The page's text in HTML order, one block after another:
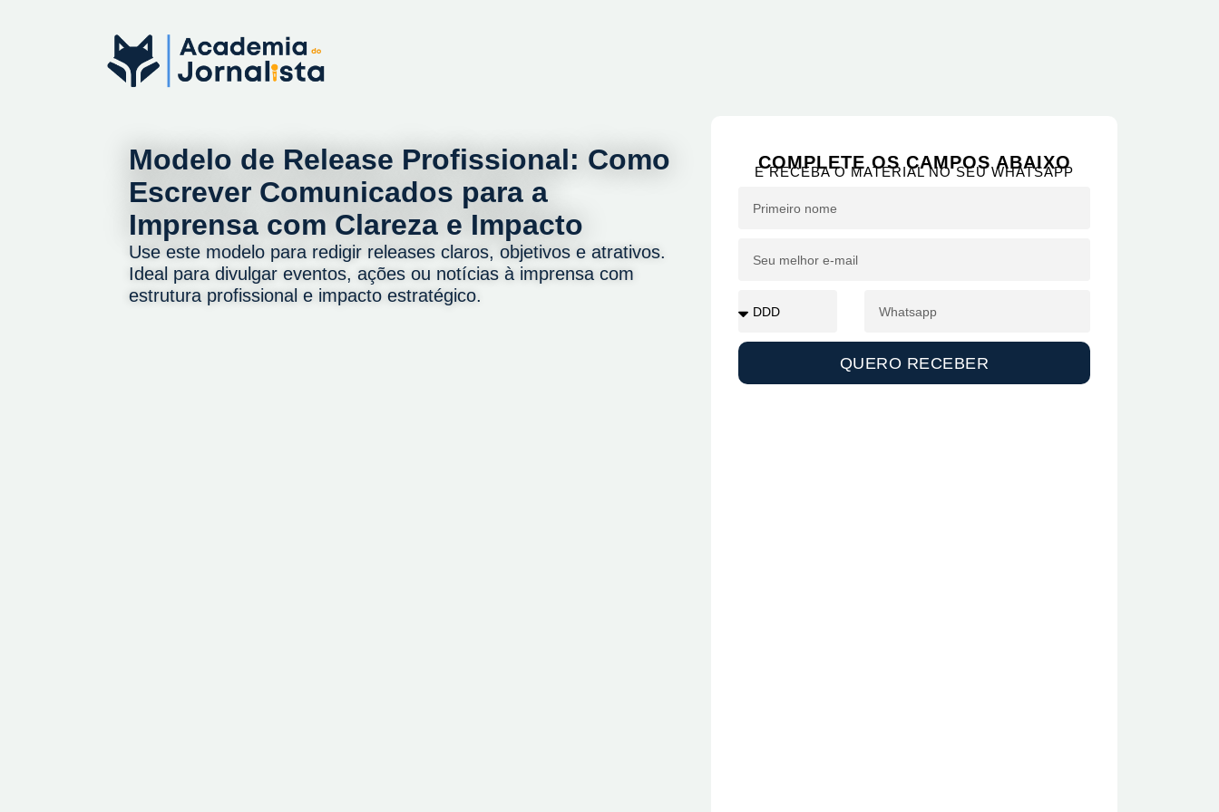
Modelo de Release Profissional: Como
Escrever Comunicados para a
Imprensa com Clareza e Impacto
Use este modelo para redigir releases claros, objetivos e atrativos.
Ideal para divulgar eventos, ações ou notícias à imprensa com
estrutura profissional e impacto estratégico.
COMPLETE OS CAMPOS ABAIXO
E RECEBA O MATERIAL NO SEU WHATSAPP
QUERO RECEBER